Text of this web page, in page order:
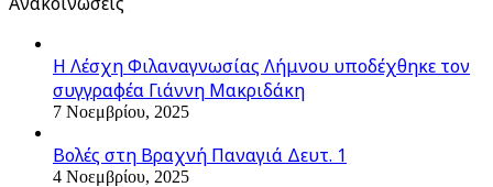
Η Λέσχη Φιλαναγνωσίας Λήμνου υποδέχθηκε τον
συγγραφέα Γιάννη Μακριδάκη
7 Νοεμβρίου, 2025
Βολές στη Βραχνή Παναγιά Δευτ. 1
4 Νοεμβρίου, 2025